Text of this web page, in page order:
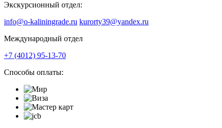
Экскурсионный отдел:
info@o-kaliningrade.ru kurorty39@yandex.ru
Международный отдел
+7 (4012) 95-13-70
Способы оплаты: